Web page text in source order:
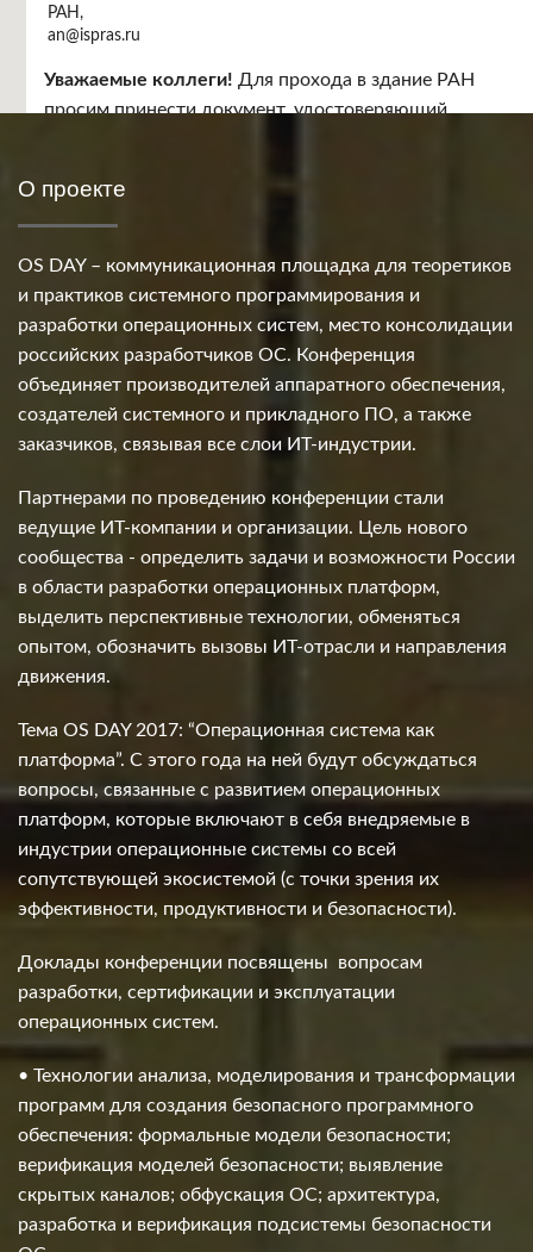
РАН,
an@ispras.ru
Место проведения
Уважаемые коллеги! Для прохода в здание РАН
просим принести документ, удостоверяющий
О проекте
OS DAY – коммуникационная площадка для теоретиков
и практиков системного программирования и
разработки операционных систем, место консолидации
российских разработчиков ОС. Конференция
объединяет производителей аппаратного обеспечения,
создателей системного и прикладного ПО, а также
заказчиков, связывая все слои ИТ-индустрии.
Партнерами по проведению конференции стали
ведущие ИТ-компании и организации. Цель нового
сообщества - определить задачи и возможности России
в области разработки операционных платформ,
выделить перспективные технологии, обменяться
опытом, обозначить вызовы ИТ-отрасли и направления
движения.
Тема OS DAY 2017: “Операционная система как
платформа”. С этого года на ней будут обсуждаться
вопросы, связанные с развитием операционных
платформ, которые включают в себя внедряемые в
индустрии операционные системы со всей
сопутствующей экосистемой (с точки зрения их
эффективности, продуктивности и безопасности).
Доклады конференции посвящены вопросам
разработки, сертификации и эксплуатации
операционных систем.
• Технологии анализа, моделирования и трансформации
программ для создания безопасного программного
обеспечения: формальные модели безопасности;
верификация моделей безопасности; выявление
скрытых каналов; обфускация ОС; архитектура,
разработка и верификация подсистемы безопасности